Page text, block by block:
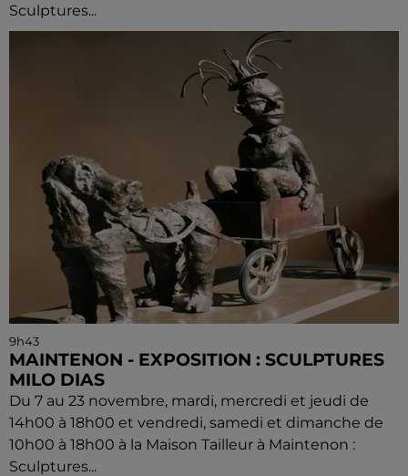
Sculptures...
9h43
MAINTENON - EXPOSITION : SCULPTURES
MILO DIAS
Du 7 au 23 novembre, mardi, mercredi et jeudi de
14h00 à 18h00 et vendredi, samedi et dimanche de
10h00 à 18h00 à la Maison Tailleur à Maintenon :
Sculptures...